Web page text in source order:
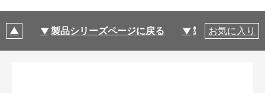
製品シリーズページに戻る 製品仕様
お気に入り